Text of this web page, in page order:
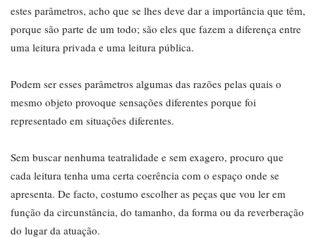
estes parâmetros, acho que se lhes deve dar a importância que têm,
porque são parte de um todo; são eles que fazem a diferença entre
uma leitura privada e uma leitura pública.
Podem ser esses parâmetros algumas das razões pelas quais o
mesmo objeto provoque sensações diferentes porque foi
representado em situações diferentes.
Sem buscar nenhuma teatralidade e sem exagero, procuro que
cada leitura tenha uma certa coerência com o espaço onde se
apresenta. De facto, costumo escolher as peças que vou ler em
função da circunstância, do tamanho, da forma ou da reverberação
do lugar da atuação.